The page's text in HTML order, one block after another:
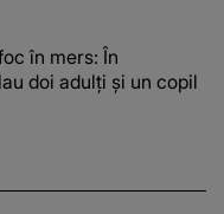
în mers: În
doi adulți și un copil